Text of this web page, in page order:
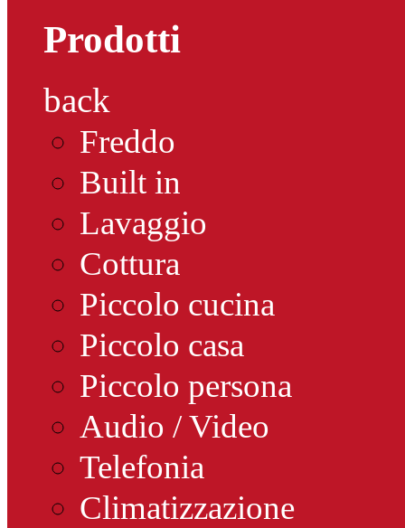
Prodotti
back
Freddo
Built in
Lavaggio
Cottura
Piccolo cucina
Piccolo casa
Piccolo persona
Audio / Video
Telefonia
Climatizzazione